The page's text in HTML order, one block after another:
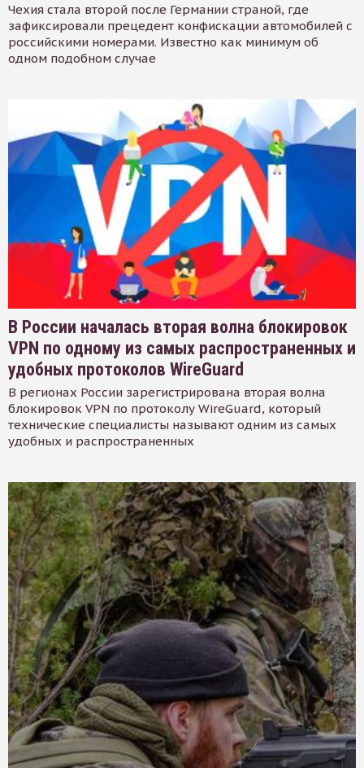
Чехия стала второй после Германии страной, где
зафиксировали прецедент конфискации автомобилей с
российскими номерами. Известно как минимум об
одном подобном случае
В России началась вторая волна блокировок
VPN по одному из самых распространенных и
удобных протоколов WireGuard
В регионах России зарегистрирована вторая волна
блокировок VPN по протоколу WireGuard, который
технические специалисты называют одним из самых
удобных и распространенных